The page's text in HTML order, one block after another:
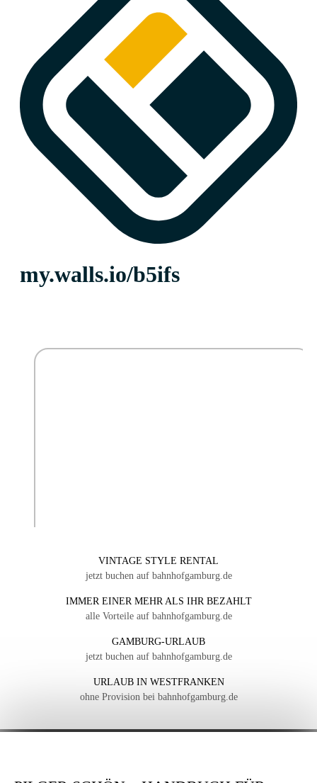
VINTAGE STYLE RENTAL
jetzt buchen auf bahnhofgamburg.de
IMMER EINER MEHR ALS IHR BEZAHLT
alle Vorteile auf bahnhofgamburg.de
GAMBURG-URLAUB
jetzt buchen auf bahnhofgamburg.de
URLAUB IN WESTFRANKEN
ohne Provision bei bahnhofgamburg.de